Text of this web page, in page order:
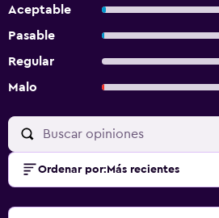
Aceptable
Pasable
Regular
Malo
Ordenar por: Más recientes